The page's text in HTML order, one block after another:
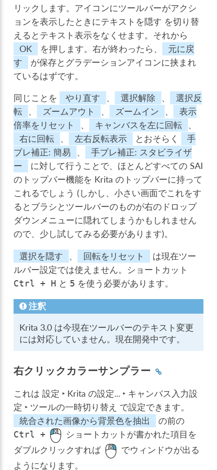
リックします。 アイコンにツールバーがアクシ
ョンを表示したときにテキストを隠す を切り替
えるとテキスト表示をなくせます。それから
OK
を押します。右が終わったら、
元に戻
す
が保存とグラデーションアイコンに挟まれ
ているはずです。
同じことを やり直す 、 選択解除 、
選択反
転
、 ズームアウト 、 ズームイン 、
表示
倍率をリセット
、 キャンバスを左に回転
、
右に回転
、 左右反転表示 とおそらく
手
ブレ補正: 簡易
、
手ブレ補正: スタビライザ
ー
に対して行うことで、ほとんどすべての SAI
のトップバー機能を Krita のトップバーに持って
これるでしょう (しかし、小さい画面でこれをす
るとブラシとツールバーのものが右のドロップ
ダウンメニューに隠れてしまうかもしれません
ので、少し試してみる必要があります)。
選択を隠す 、 回転をリセット
は現在ツー
ルバー設定では使えません。ショートカット
Ctrl + H と 5 を使う必要があります。
注釈
Krita 3.0 は今現在ツールバーのテキスト変更
には対応していません。現在開発中です。
右クリックカラーサンプラー
これは設定 ‣ Krita の設定... ‣ キャンバス入力設
定 ‣ ツールの一時切り替え で設定できます。
統合された画像から背景色を抽出
の前の
Ctrl +
ショートカットが書かれた項目を
ダブルクリックすれば
でウィンドウが出る
ようになります。